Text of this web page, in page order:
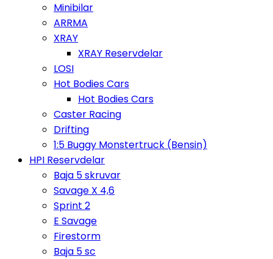
Minibilar
ARRMA
XRAY
XRAY Reservdelar
LOSI
Hot Bodies Cars
Hot Bodies Cars
Caster Racing
Drifting
1:5 Buggy Monstertruck (Bensin)
HPI Reservdelar
Baja 5 skruvar
Savage X 4,6
Sprint 2
E Savage
Firestorm
Baja 5 sc